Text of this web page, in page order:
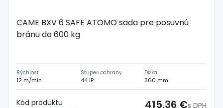
CAME BXV 6 SAFE ATOMO sada pre posuvnú
bránu do 600 kg
Rýchlosť
12 m/min
Stupeň ochrany
44 IP
Dĺžka
360 mm
Kód produktu
415,36 €s DPH